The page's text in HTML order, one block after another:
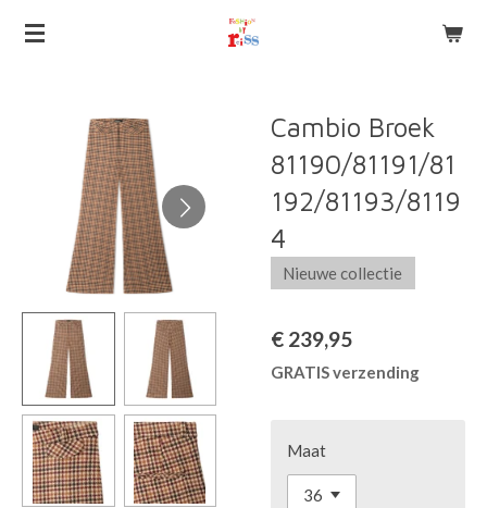
Ga
hoofdinhoud
Cambio Broek
81190/81191/81
192/81193/8119
4
Nieuwe collectie
€ 239,95
GRATIS verzending
Maat